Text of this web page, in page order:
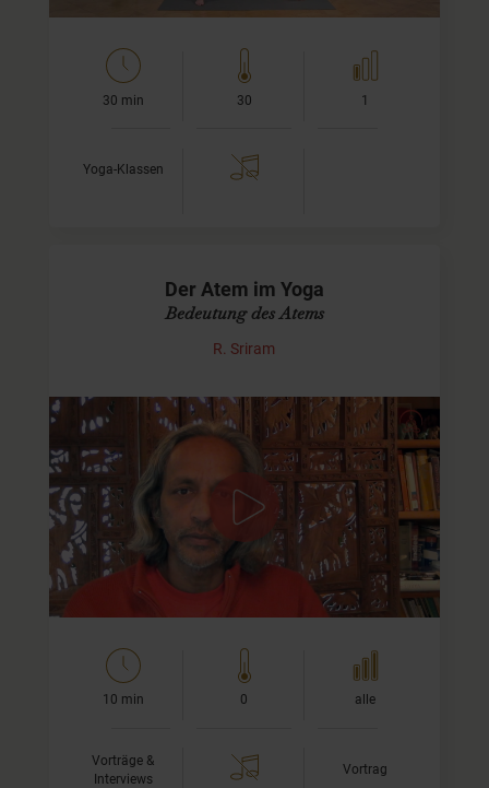
30 min 30 1
Yoga-Klassen
Der Atem im Yoga
Bedeutung des Atems
R. Sriram
Der Atem aus der Sicht des "Yoga Sutra"
R. Sriram spricht über die Bedeutung des Atems in der
Yogapraxis im Bezug auf Patanjalis "Yoga Sutra".
10 min 0 alle
Vorträge &
Interviews
Vortrag